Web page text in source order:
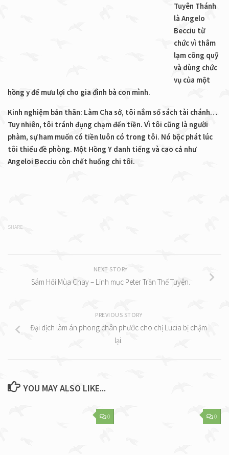
Tuyên Thánh
là Angelo
Becciu từ
chức vì thâm
lạm công quỹ
và dùng chức
vụ của một
hồng y để mưu lợi cho gia đình bà con mình.
Kinh nghiệm bản thân: Làm Cha sở, tôi nắm sổ sách tài chánh…
Tuy nhiên, tôi tránh đụng chạm đến tiền. Vì tôi cũng là người
phàm, sự ham muốn có tiền luôn có trong tôi. Nó bộc phát lúc
tôi thiếu đề phòng. Một Hồng Y danh tiếng và cao cả như
Angeloi Becciu còn chết huống chi tôi.
SHARE
NEXT STORY
Sám Hối Mùa Chay – Linh mục Peter Trần Thế Tuyên.
PREVIOUS STORY
Đại dịch làm án phong chân phước cho chị Lucia bị chậm
lại.
YOU MAY ALSO LIKE...
0 0